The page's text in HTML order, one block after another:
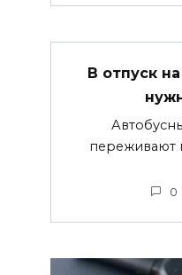
В отпуск
переживают
0